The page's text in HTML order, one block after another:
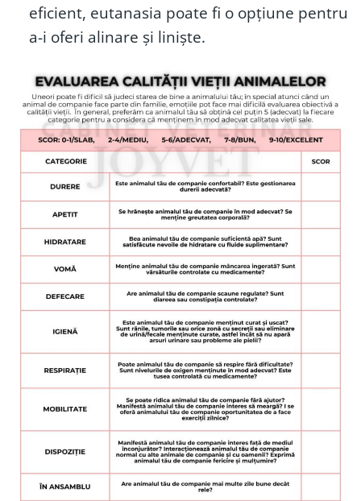
eficient, eutanasia poate fi o opțiune pentru
a-i oferi alinare și liniște.